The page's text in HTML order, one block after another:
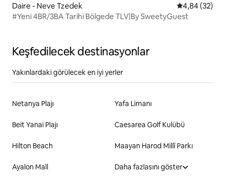
Daire - Neve Tzedek 5 üzerinden
4,84 (32)
#Yeni 4BR/3BA Tarihi Bölgede TLV|By SweetyGuest
Keşfedilecek destinasyonlar
Yakınlardaki görülecek en iyi yerler
Netanya Plajı Yafa Limanı
Beit Yanai Plajı Caesarea Golf Kulübü
Hilton Beach Maayan Harod Millî Parkı
Ayalon Mall Daha fazlasını göster